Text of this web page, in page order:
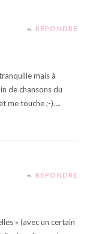
RÉPONDRE
mais à
de chansons du
me touche ;-)….
RÉPONDRE
» (avec un certain